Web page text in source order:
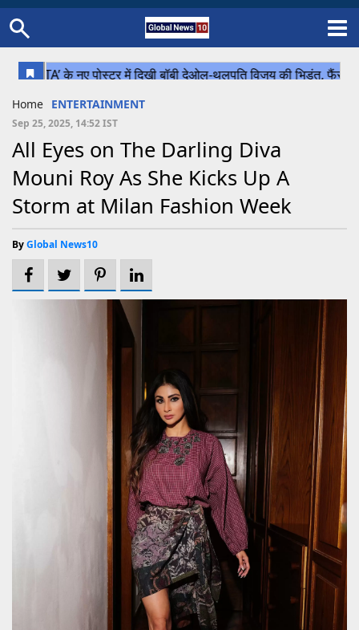
Uttar Pradesh
Chhattisgarh
Bihar
Uttrakhand
Cricket
Football
Home ENTERTAINMENT
Sep 25, 2025, 14:52 IST
All Eyes on The Darling Diva
Mouni Roy As She Kicks Up A
Storm at Milan Fashion Week
ByGlobal News10